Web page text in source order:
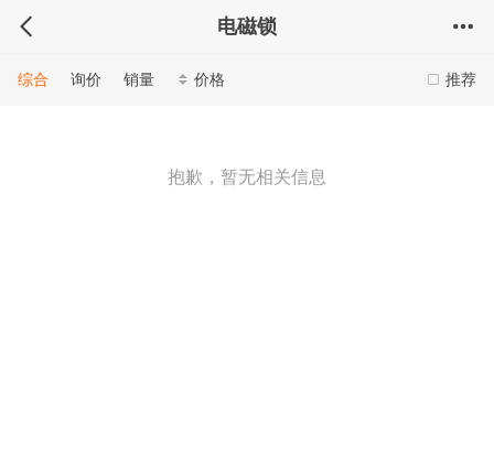
电磁锁
推荐
综合 询价 销量 价格
抱歉，暂无相关信息